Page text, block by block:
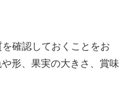
確認しておくことをお
形、果実の大きさ、賞味